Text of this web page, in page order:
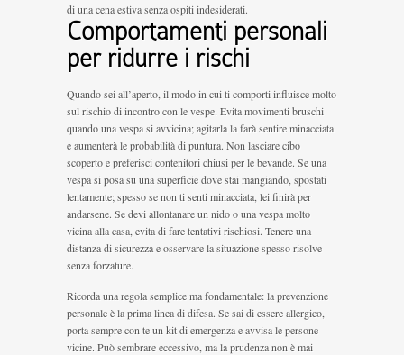
di una cena estiva senza ospiti indesiderati.
Comportamenti personali
per ridurre i rischi
Quando sei all’aperto, il modo in cui ti comporti influisce molto
sul rischio di incontro con le vespe. Evita movimenti bruschi
quando una vespa si avvicina; agitarla la farà sentire minacciata
e aumenterà le probabilità di puntura. Non lasciare cibo
scoperto e preferisci contenitori chiusi per le bevande. Se una
vespa si posa su una superficie dove stai mangiando, spostati
lentamente; spesso se non ti senti minacciata, lei finirà per
andarsene. Se devi allontanare un nido o una vespa molto
vicina alla casa, evita di fare tentativi rischiosi. Tenere una
distanza di sicurezza e osservare la situazione spesso risolve
senza forzature.
Ricorda una regola semplice ma fondamentale: la prevenzione
personale è la prima linea di difesa. Se sai di essere allergico,
porta sempre con te un kit di emergenza e avvisa le persone
vicine. Può sembrare eccessivo, ma la prudenza non è mai